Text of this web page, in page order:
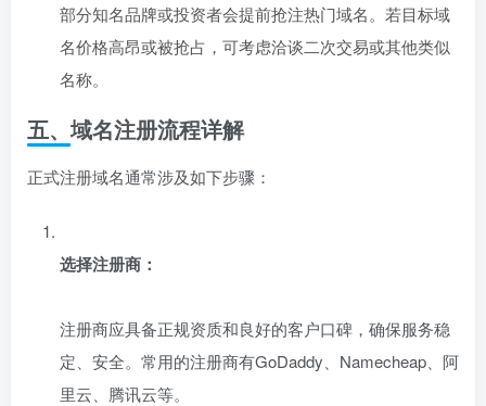
部分知名品牌或投资者会提前抢注热门域名。若目标域
名价格高昂或被抢占，可考虑洽谈二次交易或其他类似
名称。
五、域名注册流程详解
正式注册域名通常涉及如下步骤：
选择注册商：
注册商应具备正规资质和良好的客户口碑，确保服务稳
定、安全。常用的注册商有GoDaddy、Namecheap、阿
里云、腾讯云等。